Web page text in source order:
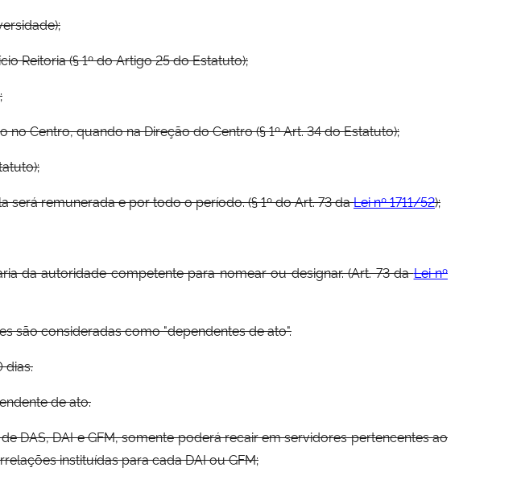
Reitoria (§ 1º do Artigo 25 do Estatuto);
Centro, quando na Direção do Centro (§ 1º Art. 34 do Estatuto);
remunerada e por todo o período. (§ 1º do Art. 73 daLei nº 1711/52);
da autoridade competente para nomear ou designar. (Art. 73 daLei nº
são consideradas como "dependentes de ato".
dias.
de ato.
DAS, DAI e GFM, somente poderá recair em servidores pertencentes ao
instituídas para cada DAI ou GFM;